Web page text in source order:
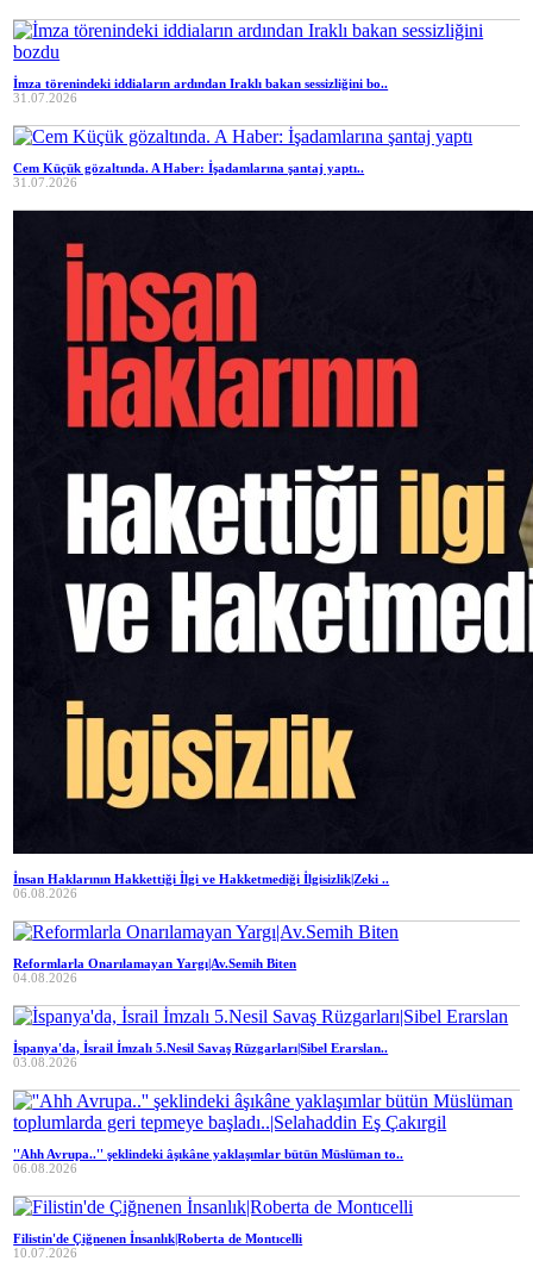
İmza törenindeki iddiaların ardından Iraklı bakan sessizliğini bo..
31.07.2026
Cem Küçük gözaltında. A Haber: İşadamlarına şantaj yaptı..
31.07.2026
İnsan Haklarının Hakkettiği İlgi ve Hakketmediği İlgisizlik|Zeki ..
06.08.2026
Reformlarla Onarılamayan Yargı|Av.Semih Biten
04.08.2026
İspanya'da, İsrail İmzalı 5.Nesil Savaş Rüzgarları|Sibel Erarslan..
03.08.2026
''Ahh Avrupa..'' şeklindeki âşıkâne yaklaşımlar bütün Müslüman to..
06.08.2026
Filistin'de Çiğnenen İnsanlık|Roberta de Montıcelli
10.07.2026